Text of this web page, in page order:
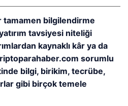
tamamen bilgilendirme
tavsiyesi niteliği
kaynaklı kâr ya da
sorumlu
bilgi, birikim, tecrübe,
gibi birçok temele